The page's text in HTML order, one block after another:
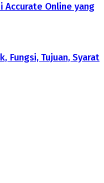
Accurate Online yang
Fungsi, Tujuan, Syarat